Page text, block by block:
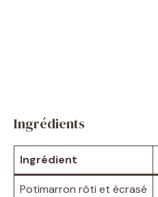
Ingrédients
Ingrédient
Potimarron rôti et écrasé